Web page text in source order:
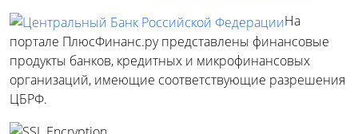
На
портале ПлюсФинанс.ру представлены финансовые
продукты банков, кредитных и микрофинансовых
организаций, имеющие соответствующие разрешения
ЦБРФ.